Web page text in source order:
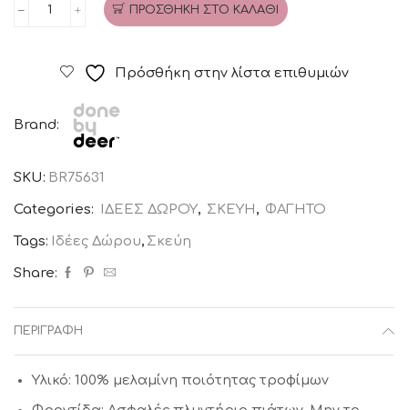
3τμχ
Deer
Powder
ποσότητα
ΠΡΟΣΘΉΚΗ ΣΤΟ ΚΑΛΆΘΙ
Πρόσθήκη στην λίστα επιθυμιών
Brand:
SKU: BR75631
Categories: ΙΔΕΕΣ ΔΩΡΟΥ, ΣΚΕΥΗ , ΦΑΓΗΤΟ
Tags: Ιδέες Δώρου, Σκεύη
Share:
ΠΕΡΙΓΡΑΦΉ
Υλικό: 100% μελαμίνη ποιότητας τροφίμων